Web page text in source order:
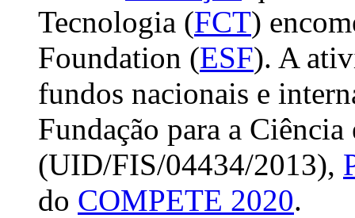
Tecnologia (FCT)
Foundation (ESF). A
fundos nacionais e
Fundação para a
(UID/FIS/04434/2013),
do COMPETE 2020.